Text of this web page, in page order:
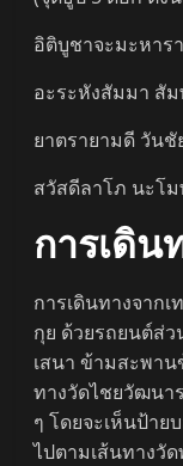
อิติบูชาจะมะหาร
อะระหังสัมมา สั
ยาตรายามดี วันชั
สวัสดีลาโภ นะโ
การเดิน
การเดินทางจาก
กุย ด้วยรถยนต์ส่
เสนา ข้ามสะพาน
ทางวัดไชยวัฒนา
ๆ โดยจะเห็นป้าย
ไปตามเส้นทางวั